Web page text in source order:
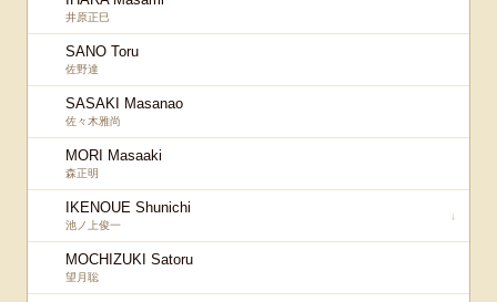
井原正巳
SANO Toru
佐野達
SASAKI Masanao
佐々木雅尚
MORI Masaaki
森正明
IKENOUE Shunichi
池ノ上俊一
↓
MOCHIZUKI Satoru
望月聡